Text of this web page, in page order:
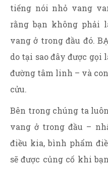
tiếng nói nhỏ vang
rằng bạn không phải
vang ở trong đầu đó.
do tại sao đây được gọi
đường tâm linh – và
cửu.
Bên trong chúng ta
vang ở trong đầu –
điều kia, bình phẩm
sẽ được củng cố khi